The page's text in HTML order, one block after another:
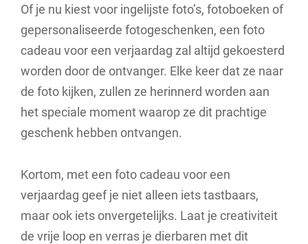
Of je nu kiest voor ingelijste foto’s, fotoboeken of
gepersonaliseerde fotogeschenken, een foto
cadeau voor een verjaardag zal altijd gekoesterd
worden door de ontvanger. Elke keer dat ze naar
de foto kijken, zullen ze herinnerd worden aan
het speciale moment waarop ze dit prachtige
geschenk hebben ontvangen.
Kortom, met een foto cadeau voor een
verjaardag geef je niet alleen iets tastbaars,
maar ook iets onvergetelijks. Laat je creativiteit
de vrije loop en verras je dierbaren met dit